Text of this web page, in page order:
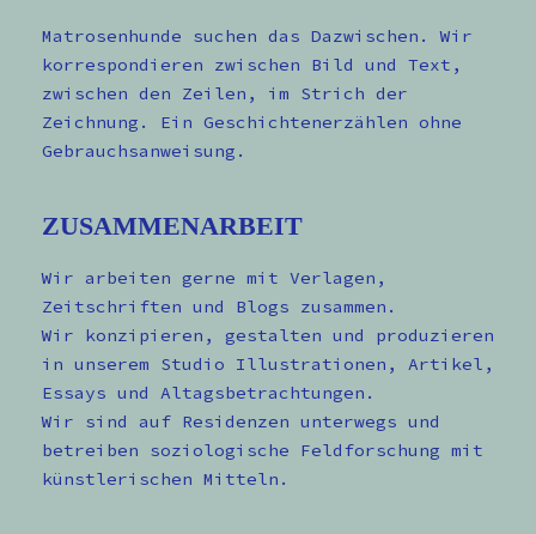
Matrosenhunde suchen das Dazwischen. Wir
korrespondieren zwischen Bild und Text,
zwischen den Zeilen, im Strich der
Zeichnung. Ein Geschichtenerzählen ohne
Gebrauchsanweisung.
ZUSAMMENARBEIT
Wir arbeiten gerne mit Verlagen,
Zeitschriften und Blogs zusammen.
Wir konzipieren, gestalten und produzieren
in unserem Studio Illustrationen, Artikel,
Essays und Altagsbetrachtungen.
Wir sind auf Residenzen unterwegs und
betreiben soziologische Feldforschung mit
künstlerischen Mitteln.